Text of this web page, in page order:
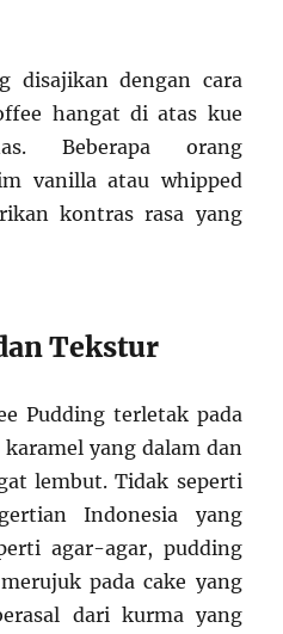
disajikan dengan cara
hangat di atas kue
Beberapa orang
vanilla atau whipped
kontras rasa yang
Tekstur
Pudding terletak pada
yang dalam dan
lembut. Tidak seperti
Indonesia yang
agar-agar, pudding
pada cake yang
dari kurma yang